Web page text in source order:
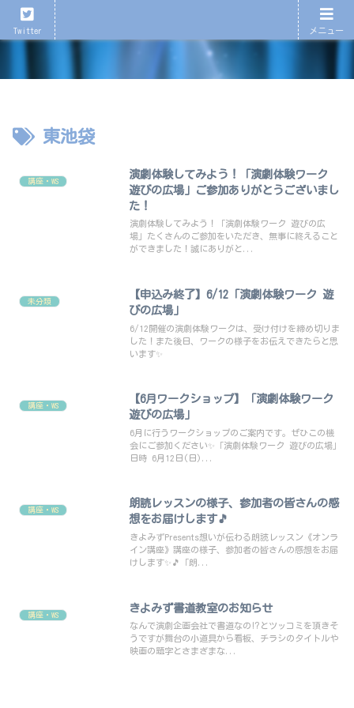
東池袋
講座・WS
演劇体験してみよう！「演劇体験ワーク
遊びの広場」ご参加ありがとうございまし
た！
演劇体験してみよう！「演劇体験ワーク 遊びの広
場」たくさんのご参加をいただき、無事に終えること
ができました！誠にありがと...
未分類
【申込み終了】6/12「演劇体験ワーク 遊
びの広場」
6/12開催の演劇体験ワークは、受け付けを締め切りま
した！また後日、ワークの様子をお伝えできたらと思
います✨
講座・WS
【6月ワークショップ】「演劇体験ワーク
遊びの広場」
6月に行うワークショップのご案内です。ぜひこの機
会にご参加ください✨「演劇体験ワーク 遊びの広場」
日時 6月12日(日)...
講座・WS
朗読レッスンの様子、参加者の皆さんの感
想をお届けします🎵
きよみずPresents想いが伝わる朗読レッスン《オンラ
イン講座》講座の様子、参加者の皆さんの感想をお届
けします✨🎵「朗...
講座・WS
きよみず書道教室のお知らせ
なんで演劇企画会社で書道なの⁉️とツッコミを頂きそ
うですが舞台の小道具から看板、チラシのタイトルや
映画の題字とさまざまな...
Twitter メニュー